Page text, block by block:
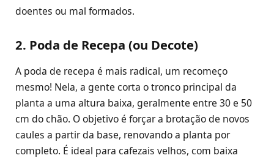
doentes ou mal formados.
2. Poda de Recepa (ou Decote)
A poda de recepa é mais radical, um recomeço
mesmo! Nela, a gente corta o tronco principal da
planta a uma altura baixa, geralmente entre 30 e 50
cm do chão. O objetivo é forçar a brotação de novos
caules a partir da base, renovando a planta por
completo. É ideal para cafezais velhos, com baixa